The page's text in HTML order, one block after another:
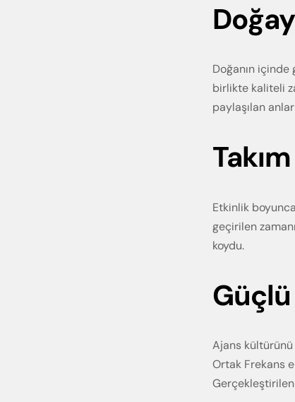
Doğanın
birlikte kaliteli
paylaşılan
Etkinlik
geçirilen
koydu.
Ajans
Ortak Frekans